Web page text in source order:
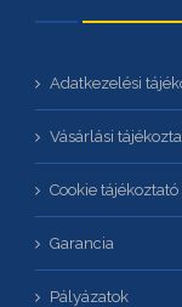
Adatkezelési
Vásárlási
Cookie tájékoztató
Garancia
Pályázatok